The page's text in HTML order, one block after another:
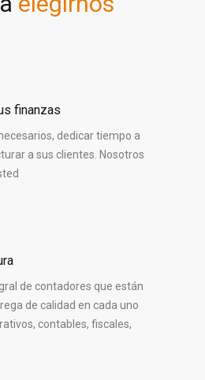
finanzas
dedicar tiempo a
a sus clientes. Nosotros
de contadores que están
de calidad en cada uno
contables, fiscales,